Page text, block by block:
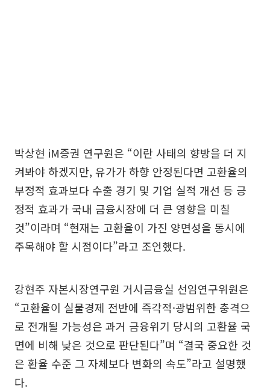
박상현 iM증권 연구원은 “이란 사태의 향방을 더 지
켜봐야 하겠지만, 유가가 하향 안정된다면 고환율의
부정적 효과보다 수출 경기 및 기업 실적 개선 등 긍
정적 효과가 국내 금융시장에 더 큰 영향을 미칠
것”이라며 “현재는 고환율이 가진 양면성을 동시에
주목해야 할 시점이다”라고 조언했다.
강현주 자본시장연구원 거시금융실 선임연구위원은
“고환율이 실물경제 전반에 즉각적·광범위한 충격으
로 전개될 가능성은 과거 금융위기 당시의 고환율 국
면에 비해 낮은 것으로 판단된다”며 “결국 중요한 것
은 환율 수준 그 자체보다 변화의 속도”라고 설명했
다.